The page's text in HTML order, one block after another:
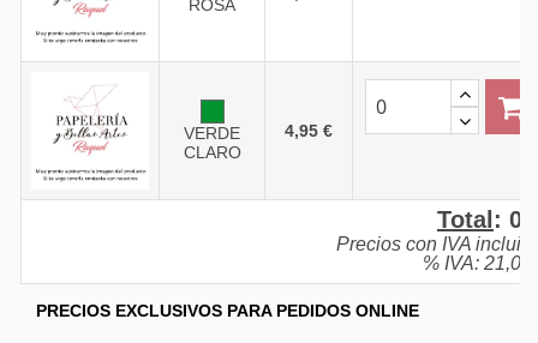
ROSA
VERDE
CLARO
4,95 €
Total :
Precios con IVA
% IVA:
PRECIOS EXCLUSIVOS PARA PEDIDOS ONLINE